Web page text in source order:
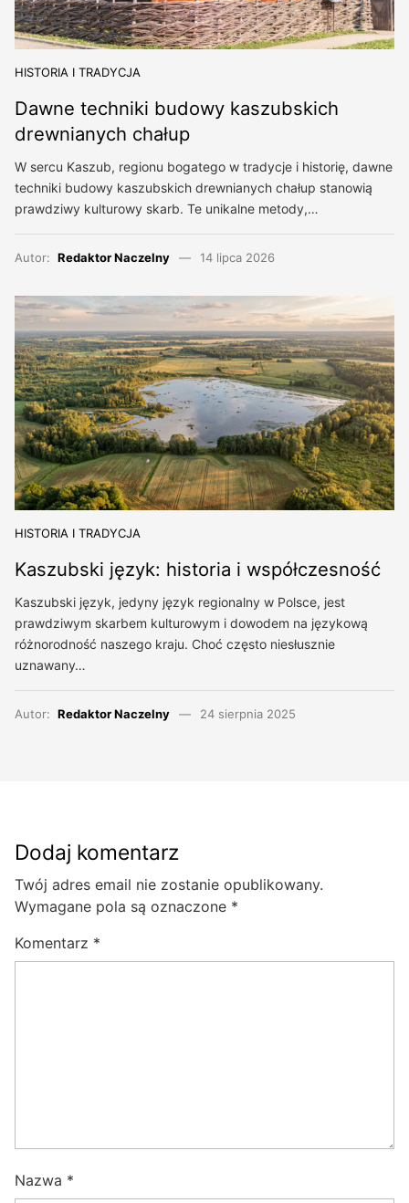
HISTORIA I TRADYCJA
Dawne techniki budowy kaszubskich
drewnianych chałup
W sercu Kaszub, regionu bogatego w tradycje i historię, dawne
techniki budowy kaszubskich drewnianych chałup stanowią
prawdziwy kulturowy skarb. Te unikalne metody,…
Autor: Redaktor Naczelny 14 lipca 2026
HISTORIA I TRADYCJA
Kaszubski język: historia i współczesność
Kaszubski język, jedyny język regionalny w Polsce, jest
prawdziwym skarbem kulturowym i dowodem na językową
różnorodność naszego kraju. Choć często niesłusznie
uznawany…
Autor: Redaktor Naczelny 24 sierpnia 2025
Dodaj komentarz
Twój adres email nie zostanie opublikowany.
Wymagane pola są oznaczone *
Komentarz *
Nazwa *